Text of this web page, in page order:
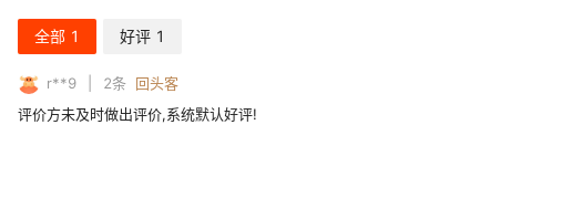
全部 1 好评 1
r**9 2条 回头客
评价方未及时做出评价,系统默认好评!